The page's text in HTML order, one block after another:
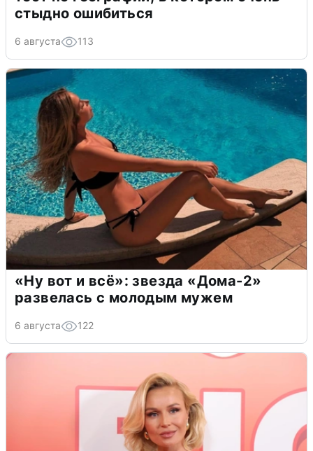
стыдно ошибиться
6 августа 113
«Ну вот и всё»: звезда «Дома-2»
развелась с молодым мужем
6 августа 122